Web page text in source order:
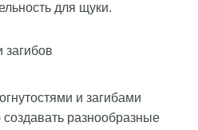
для щуки.
и загибами
разнообразные